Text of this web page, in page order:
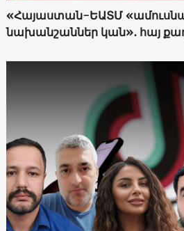
«Հայաստան-ԵԱՏՄ
նախանշաններ կան»․ հայ